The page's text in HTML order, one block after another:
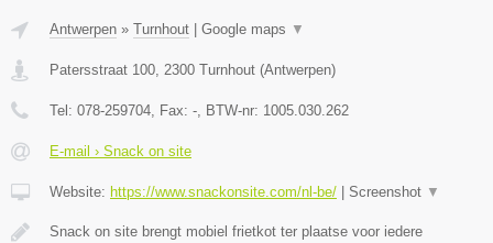
Antwerpen » Turnhout Google maps ▼
Patersstraat 100, 2300 Turnhout (Antwerpen)
Tel: 078-259704, Fax: -, BTW-nr: 1005.030.262
E-mail › Snack on site
Website: https://www.snackonsite.com/nl-be/ Screenshot ▼
Snack on site brengt mobiel frietkot ter plaatse voor iedere